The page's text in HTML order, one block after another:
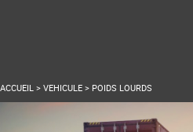
ACCUEIL > VEHICULE > POIDS LOURDS